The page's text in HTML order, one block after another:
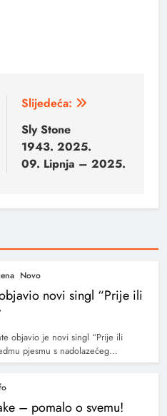
Slijedeća:
Sly Stone
1943. 2025.
09. Lipnja – 2025.
Novo
novi singl “Prije ili
objavio je novi singl “Prije ili
pjesmu s nadolazećeg…
– pomalo o svemu!